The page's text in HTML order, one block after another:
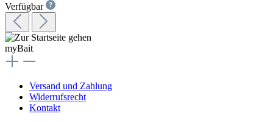
Verfügbar
myBait
Versand und Zahlung
Widerrufsrecht
Kontakt